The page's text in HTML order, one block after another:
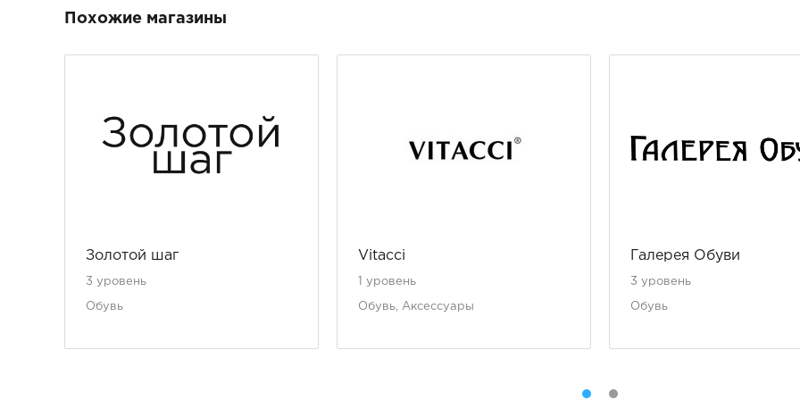
Похожие магазины
Золотой шаг
3 уровень
Обувь
Vitacci
1 уровень
Обувь, Аксессуары
Галерея Обуви
3 уровень
Обувь